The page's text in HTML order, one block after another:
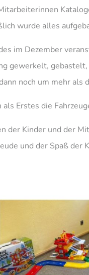
wurde alles
im Dezember
gewerkelt,
noch um mehr
Erstes die
der Kinder und der
und der Spaß der